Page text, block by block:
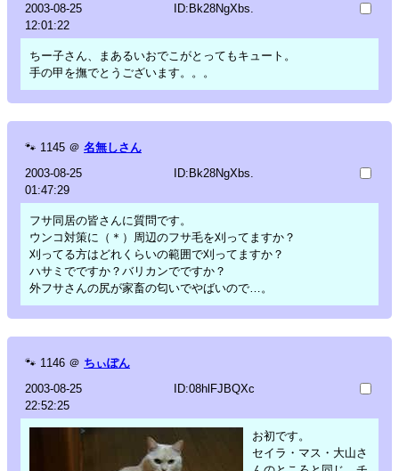
2003-08-25
12:01:22
ID:Bk28NgXbs.
ちー子さん、まあるいおでこがとってもキュート。
手の甲を撫でとうございます。。。
🐾 1145 ＠ 名無しさん
2003-08-25
01:47:29
ID:Bk28NgXbs.
フサ同居の皆さんに質問です。
ウンコ対策に（＊）周辺のフサ毛を刈ってますか？
刈ってる方はどれくらいの範囲で刈ってますか？
ハサミでですか？バリカンでですか？
外フサさんの尻が家畜の匂いでやばいので…。
🐾 1146 ＠ ちぃぽん
2003-08-25
22:52:25
ID:08hlFJBQXc
お初です。
セイラ・マス・大山さ